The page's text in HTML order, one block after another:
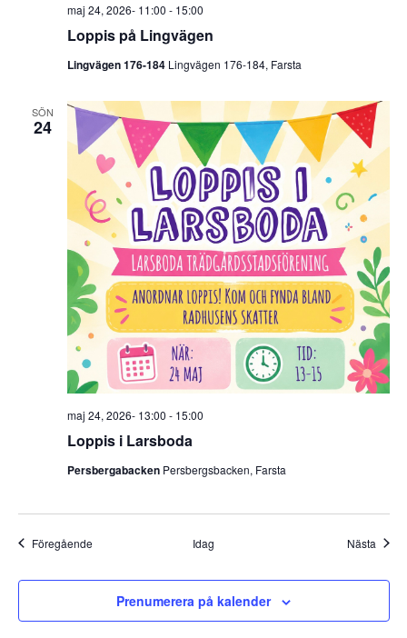
Loppis på Lingvägen
maj 24, 2026- 11:00 - 15:00
Lingvägen 176-184 Lingvägen 176-184, Farsta
SÖN
24
Loppis i Larsboda
maj 24, 2026- 13:00 - 15:00
Persbergabacken Persbergsbacken, Farsta
FöregåendeEvenemang Idag Nästa
Prenumerera på kalender